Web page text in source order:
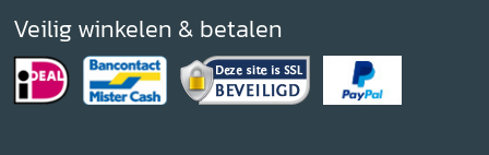
Veilig winkelen & betalen